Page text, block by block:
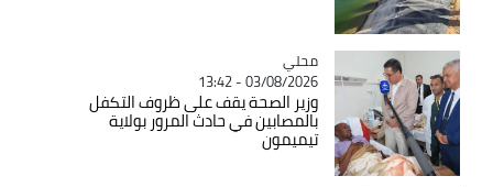
Catégorie
محلي
03/08/2026 - 13:42
وزير الصحة يقف على ظروف التكفل
بالمصابين في حادث المرور بولاية
تيميمون